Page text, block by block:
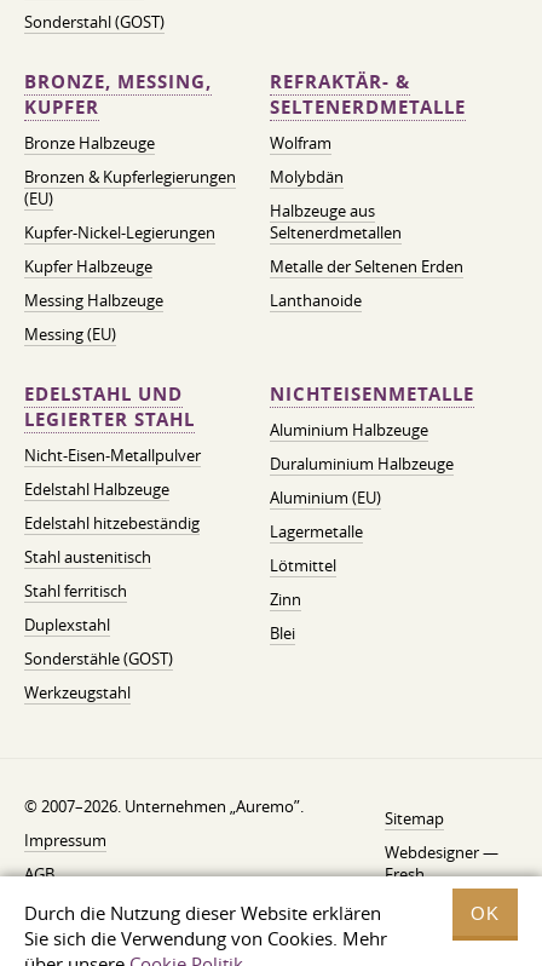
Durch die Nutzung dieser Website erklären
Sie sich die Verwendung von Cookies. Mehr
OK
Sonderstahl (GOST)
BRONZE, MESSING,
KUPFER
Bronze Halbzeuge
Bronzen & Kupferlegierungen
(EU)
Kupfer-Nickel-Legierungen
Kupfer Halbzeuge
Messing Halbzeuge
Messing (EU)
REFRAKTÄR- &
SELTENERDMETALLE
Wolfram
Molybdän
Halbzeuge aus
Seltenerdmetallen
Metalle der Seltenen Erden
Lanthanoide
EDELSTAHL UND
LEGIERTER STAHL
Nicht-Eisen-Metallpulver
Edelstahl Halbzeuge
Edelstahl hitzebeständig
Stahl austenitisch
Stahl ferritisch
Duplexstahl
Sonderstähle (GOST)
Werkzeugstahl
NICHTEISENMETALLE
Aluminium Halbzeuge
Duraluminium Halbzeuge
Aluminium (EU)
Lagermetalle
Lötmittel
Zinn
Blei
© 2007–2026. Unternehmen „Auremo”.
Impressum
AGB
Widerrufsbelehrung
Datenschutzerklärung
Sitemap
Webdesigner —
Fresh